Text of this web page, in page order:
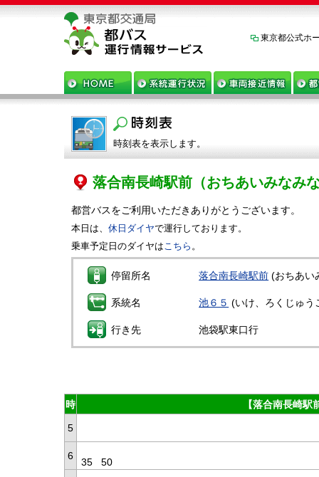
東京都公式ホ
時刻表を表示します。
落合南長崎駅前 （おちあいみなみ
都営バスをご利用いただきありがとうございます。
本日は、 休日ダイヤで運行しております。
乗車予定日のダイヤはこちら 。
停留所名 落合南長崎駅前 (おちあい
系統名 池６５ (いけ、ろくじゅう
行き先 池袋駅東口行
時 【落合南長崎
5
6
35
50